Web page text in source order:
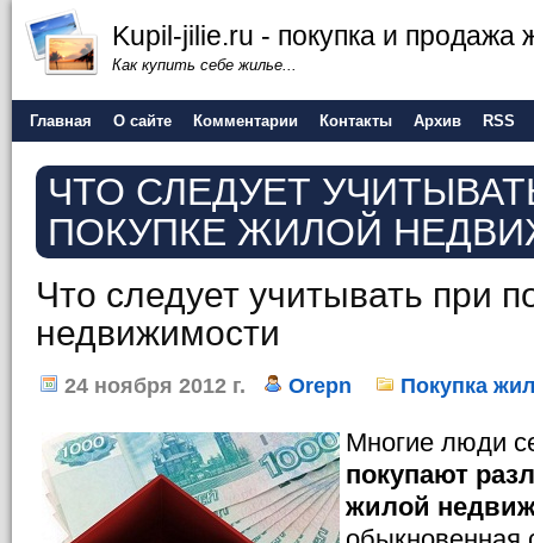
Kupil-jilie.ru - покупка и продажа
Как купить себе жилье...
Главная О сайте Комментарии Контакты Архив RSS
ЧТО СЛЕДУЕТ
ПОКУПКЕ ЖИЛОЙ
Что следует учитывать при
недвижимости
24 ноября 2012 г. Orepn Покупка
Многие люди
покупают
жилой